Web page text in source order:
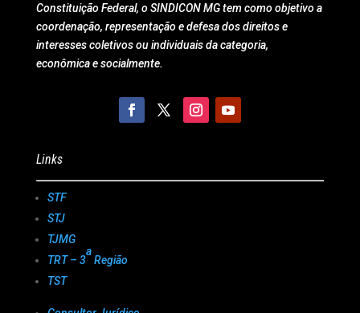
Constituição Federal, o SINDICON MG tem como objetivo a
coordenação, representação e defesa dos direitos e
interesses coletivos ou individuais da categoria,
econômica e socialmente.
Links
STF
STJ
TJMG
TRT – 3
a
Região
TST